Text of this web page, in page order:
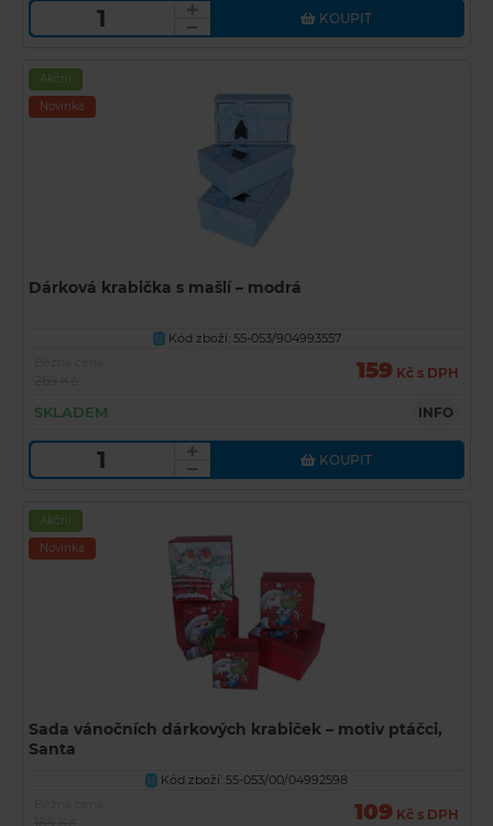
KOUPIT
Akční
Novinka
Dárková krabička s mašlí – modrá
U Kód zboží: 55-053/904993557
159 Kč s DPH
SKLADEM INFO
KOUPIT
Akční
Novinka
Sada vánočních dárkových krabiček – motiv ptáčci,
Santa
U
Kód zboží: 55-053/00/04992598
109 Kč s DPH